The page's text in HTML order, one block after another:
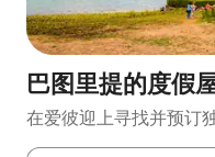
巴图里提的度假
在爱彼迎上寻找并预订